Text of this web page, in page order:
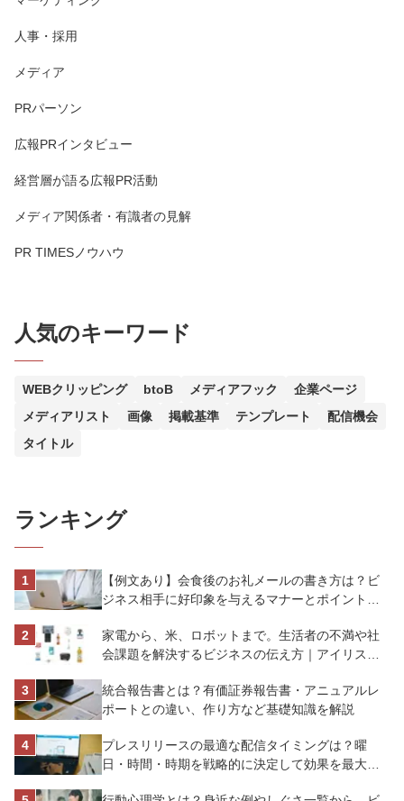
人事・採用
メディア
PRパーソン
広報PRインタビュー
経営層が語る広報PR活動
メディア関係者・有識者の見解
PR TIMESノウハウ
人気のキーワード
WEBクリッピング btoB メディアフック
企業ページ
メディアリスト
画像 掲載基準 テンプレート
配信機会
タイトル
ランキング
【例文あり】会食後のお礼メールの書き方は？ビ
ジネス相手に好印象を与えるマナーとポイントを
家電から、米、ロボットまで。生活者の不満や社
会課題を解決するビジネスの伝え方｜アイリスオ
統合報告書とは？有価証券報告書・アニュアルレ
ポートとの違い、作り方など基礎知識を解説
プレスリリースの最適な配信タイミングは？曜
日・時間・時期を戦略的に決定して効果を最大化